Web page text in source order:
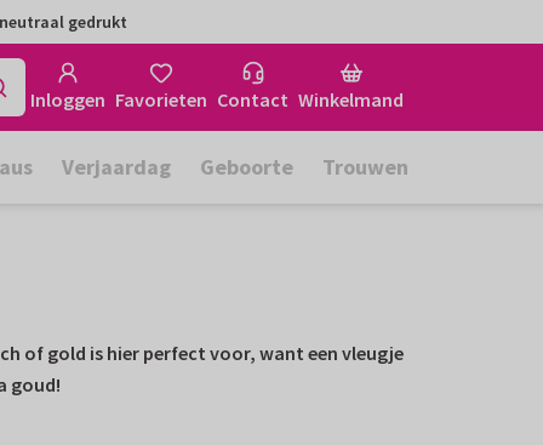
gedrukt
Inloggen Favorieten Contact Winkelmand
Verjaardag Geboorte Trouwen
of gold is hier perfect voor, want een vleugje
goud!